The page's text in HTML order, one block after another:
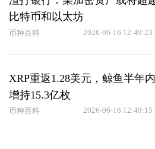
比特币和以太坊
币种百科 2026-06-16 12:49:23
XRP重返1.28美元，鲸鱼半年内
增持15.3亿枚
币种百科 2026-06-16 12:49:15